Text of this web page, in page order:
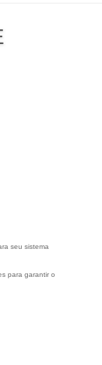
seu sistema
para garantir o